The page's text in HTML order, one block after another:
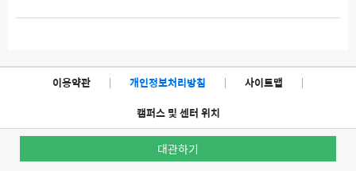
이용약관 | 개인정보처리방침 | 사이트맵
|
캠퍼스 및 센터 위치
대관하기